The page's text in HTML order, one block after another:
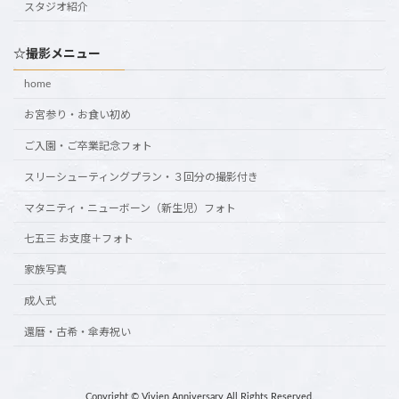
スタジオ紹介
☆撮影メニュー
home
お宮参り・お食い初め
ご入園・ご卒業記念フォト
スリーシューティングプラン・３回分の撮影付き
マタニティ・ニューボーン（新生児）フォト
七五三 お支度＋フォト
家族写真
成人式
還暦・古希・傘寿祝い